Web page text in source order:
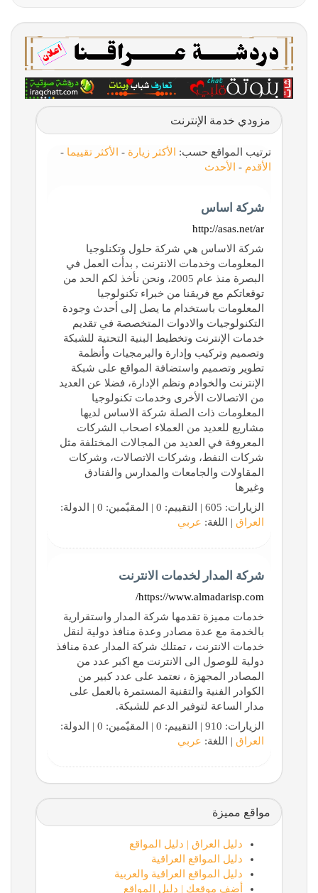
مزودي خدمة الإنترنت
ترتيب المواقع حسب: الأكثر زيارة - الأكثر تقييما -
الأقدم - الأحدث
شركة اساس
http://asas.net/ar
شركة الاساس هي شركة حلول وتكنلوجيا
المعلومات وخدمات الانترنت , بدأت العمل في
البصرة منذ عام 2005، ونحن نأخذ لكم الحد من
توقعاتكم مع فريقنا من خبراء تكنولوجيا
المعلومات باستخدام ما يصل إلى أحدث وجودة
التكنولوجيات والادوات المتخصصة في تقديم
خدمات الإنترنت وتخطيط البنية التحتية للشبكة
وتصميم وتركيب وإدارة والبرمجيات وأنظمة
تطوير وتصميم واستضافة المواقع على شبكة
الإنترنت والخوادم ونظم الإدارة، فضلا عن العديد
من الاتصالات الأخرى وخدمات تكنولوجيا
المعلومات ذات الصلة شركة الاساس لديها
مشاريع للعديد من العملاء اصحاب الشركات
المعروفة في العديد من المجالات المختلفة مثل
شركات النفط، وشركات الاتصالات، وشركات
المقاولات والجامعات والمدارس والفنادق
وغيرها
الزيارات: 605 | التقييم: 0 | المقيّمين: 0 | الدولة:
العراق | اللغة: عربي
شركة المدار لخدمات الانترنت
https://www.almadarisp.com/
خدمات مميزة تقدمها شركة المدار واستقرارية
بالخدمة مع عدة مصادر وعدة منافذ دولية لنقل
خدمات الانترنت ، تمتلك شركة المدار عدة منافذ
دولية للوصول الى الانترنت مع اكبر عدد من
المصادر المجهزة ، نعتمد على عدد كبير من
الكوادر الفنية والتقنية المستمرة بالعمل على
مدار الساعة لتوفير الدعم للشبكة.
الزيارات: 910 | التقييم: 0 | المقيّمين: 0 | الدولة:
العراق | اللغة: عربي
مواقع مميزة
دليل العراق | دليل المواقع
دليل المواقع العراقية
دليل المواقع العراقية والعربية
أضف موقعك | دليل المواقع